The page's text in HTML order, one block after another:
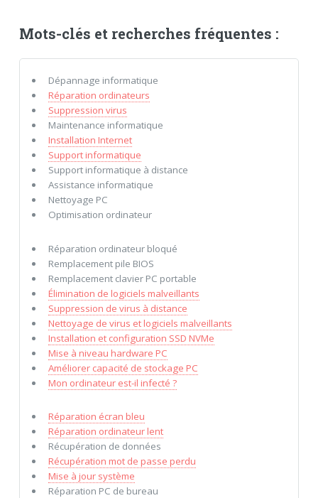
Mots-clés et recherches fréquentes :
Dépannage informatique
Réparation ordinateurs
Suppression virus
Maintenance informatique
Installation Internet
Support informatique
Support informatique à distance
Assistance informatique
Nettoyage PC
Optimisation ordinateur
Réparation ordinateur bloqué
Remplacement pile BIOS
Remplacement clavier PC portable
Élimination de logiciels malveillants
Suppression de virus à distance
Nettoyage de virus et logiciels malveillants
Installation et configuration SSD NVMe
Mise à niveau hardware PC
Améliorer capacité de stockage PC
Mon ordinateur est-il infecté ?
Réparation écran bleu
Réparation ordinateur lent
Récupération de données
Récupération mot de passe perdu
Mise à jour système
Réparation PC de bureau